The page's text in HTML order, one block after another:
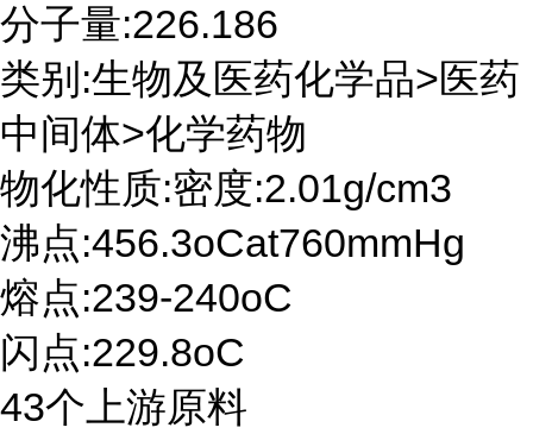
分子量:226.186
类别:生物及医药化学品>医药
中间体>化学药物
物化性质:密度:2.01g/cm3
沸点:456.3oCat760mmHg
熔点:239-240oC
闪点:229.8oC
43个上游原料